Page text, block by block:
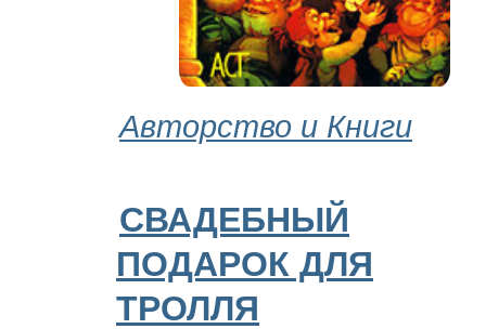
Авторство и Книги
СВАДЕБНЫЙ
ПОДАРОК ДЛЯ
ТРОЛЛЯ